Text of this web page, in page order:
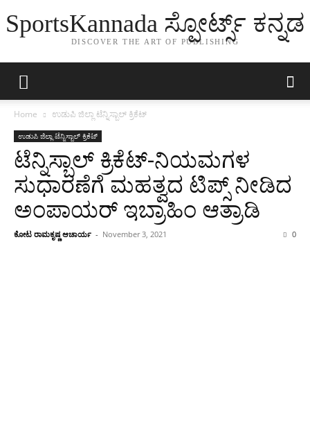
SportsKannada ಸ್ಪೋರ್ಟ್ಸ್ ಕನ್ನಡ
DISCOVER THE ART OF PUBLISHING
Home ಉಡುಪಿ ಜಿಲ್ಲಾ ಟೆನ್ನಿಸ್ಬಾಲ್ ಕ್ರಿಕೆಟ್
ಉಡುಪಿ ಜಿಲ್ಲಾ ಟೆನ್ನಿಸ್ಬಾಲ್ ಕ್ರಿಕೆಟ್
ಟೆನ್ನಿಸ್ಬಾಲ್ ಕ್ರಿಕೆಟ್-ನಿಯಮಗಳ
ಸುಧಾರಣೆಗೆ ಮಹತ್ವದ ಟಿಪ್ಸ್ ನೀಡಿದ
ಅಂಪಾಯರ್ ಇಬ್ರಾಹಿಂ ಆತ್ರಾಡಿ
ಕೋಟ ರಾಮಕೃಷ್ಣ ಆಚಾರ್ಯ - November 3, 2021 0